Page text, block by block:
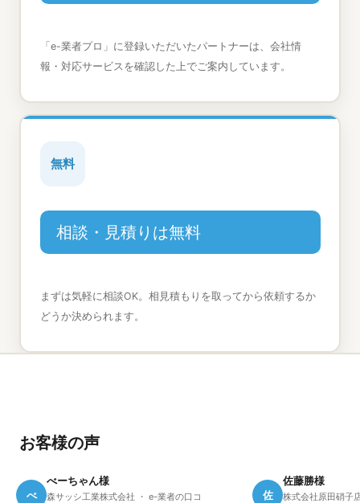
「e-業者プロ」に登録いただいたパートナーは、会社情
報・対応サービスを確認した上でご案内しています。
無料
相談・見積りは無料
まずは気軽に相談OK。相見積もりを取ってから依頼するか
どうか決められます。
お客様の声
べ
べーちゃん様
森サッシ工業株式会社 ・ e-業者の口コ
佐
佐藤勝様
株式会社原田硝子